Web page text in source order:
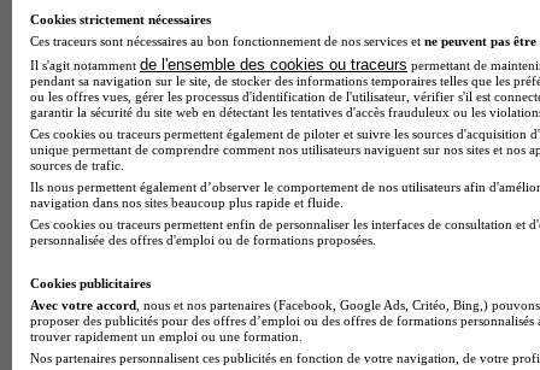
Cookies strictement nécessaires
Ces traceurs sont nécessaires au bon fonctionnement de nos services et ne peuvent pas être
Il s'agit notamment de l'ensemble des cookies ou traceurs permettant de
pendant sa navigation sur le site, de stocker des informations temporaires telles que les
ou les offres vues, gérer les processus d'identification de l'utilisateur, vérifier s'il est
garantir la sécurité du site web en détectant les tentatives d'accès frauduleux ou les
Ces cookies ou traceurs permettent également de piloter et suivre les sources d'acquisition
unique permettant de comprendre comment nos utilisateurs naviguent sur nos sites et nos
sources de trafic.
Ils nous permettent également d’observer le comportement de nos utilisateurs afin
navigation dans nos sites beaucoup plus rapide et fluide.
Ces cookies ou traceurs permettent enfin de personnaliser les interfaces de consultation et
personnalisée des offres d'emploi ou de formations proposées.
Cookies publicitaires
Avec votre accord , nous et nos partenaires (Facebook, Google Ads, Critéo, Bing,)
proposer des publicités pour des offres d’emploi ou des offres de formations
trouver rapidement un emploi ou une formation.
Nos partenaires personnalisent ces publicités en fonction de votre navigation, de votre